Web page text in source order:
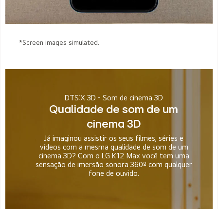
*Screen images simulated.
DTS:X 3D - Som de cinema 3D
Qualidade de som de um
cinema 3D
Já imaginou assistir os seus filmes, séries e
vídeos com a mesma qualidade de som de um
cinema 3D? Com o LG K12 Max você tem uma
sensação de imersão sonora 360º com qualquer
fone de ouvido.